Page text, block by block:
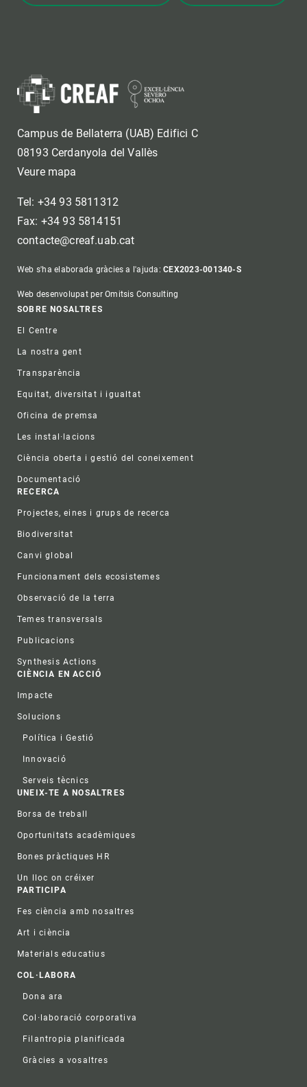
Campus de Bellaterra (UAB) Edifici C
08193 Cerdanyola del Vallès
Veure mapa
Tel: +34 93 5811312
Fax: +34 93 5814151
contacte@creaf.uab.cat
Web s'ha elaborada gràcies a l'ajuda:CEX2023-001340-S
Web desenvolupat per Omitsis Consulting
Footer
SOBRE NOSALTRES
El Centre
La nostra gent
Transparència
Equitat, diversitat i igualtat
Oficina de premsa
Les instal·lacions
Ciència oberta i gestió del coneixement
Documentació
RECERCA
Projectes, eines i grups de recerca
Biodiversitat
Canvi global
Funcionament dels ecosistemes
Observació de la terra
Temes transversals
Publicacions
Synthesis Actions
CIÈNCIA EN ACCIÓ
Impacte
Solucions
Política i Gestió
Innovació
Serveis tècnics
UNEIX-TE A NOSALTRES
Borsa de treball
Oportunitats acadèmiques
Bones pràctiques HR
Un lloc on créixer
PARTICIPA
Fes ciència amb nosaltres
Art i ciència
Materials educatius
COL·LABORA
Dona ara
Col·laboració corporativa
Filantropia planificada
Gràcies a vosaltres